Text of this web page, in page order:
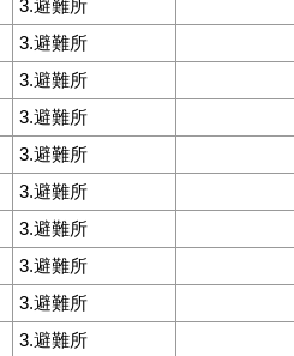
3.避難所
3.避難所
3.避難所
3.避難所
3.避難所
3.避難所
3.避難所
3.避難所
3.避難所
3.避難所